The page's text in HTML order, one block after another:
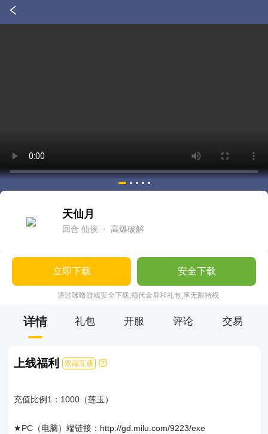
天仙月
回合 仙侠 · 高爆破解
立即下载 安全下载
通过咪噜游戏安全下载,领代金券和礼包,享无限特权
详情 礼包 开服 评论 交易
上线福利 双端互通
充值比例1：1000（莲玉）
★PC（电脑）端链接：http://gd.milu.com/9223/exe